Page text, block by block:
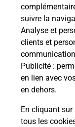
suivre la
Analyse et
clients et
Publicité :
en lien avec
en dehors.
En cliquant sur
tous les
Boîte aux
Prochaine
7 Faubourg De
70100 Rigny
Le lien s'ouvre dans